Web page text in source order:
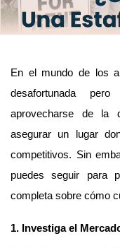
En el mundo de los
desafortunada
aprovecharse de la
asegurar un lugar
competitivos. Sin
puedes seguir para
completa sobre cómo
1. Investiga el